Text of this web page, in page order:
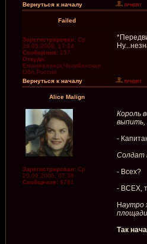
Вернуться к началу
Failed
Зарегистрирован: Ср
28.05.2008, 17:24
Сообщения: 157
Откуда:
Еманжелинск,Челябинская
Обл,Россия
Вернуться к началу
Alice Malign
Зарегистрирован: Ср
20.09.2006, 07:38
Сообщения: 6781
Король
выпить,
-
Солдат
- Всех?
- ВСЕХ,
Наутро
Так